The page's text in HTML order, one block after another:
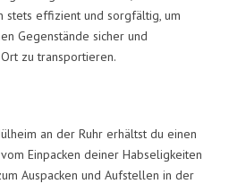
stets effizient und sorgfältig, um
Gegenstände sicher und
zu transportieren.
an der Ruhr erhältst du einen
Einpacken deiner Habseligkeiten
Auspacken und Aufstellen in der